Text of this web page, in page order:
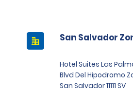
San Salvador
Hotel Suites Las
Blvd Del Hipodromo
San Salvador 11111 SV